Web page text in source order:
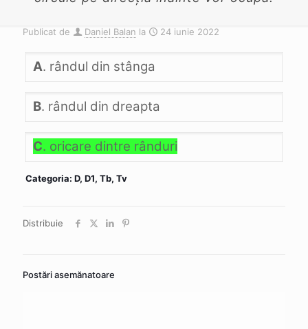
Publicat de Daniel Balan la 24 iunie 2022
A. rândul din stânga
B. rândul din dreapta
C. oricare dintre rânduri
Categoria: D, D1, Tb, Tv
Distribuie
Postări asemănatoare